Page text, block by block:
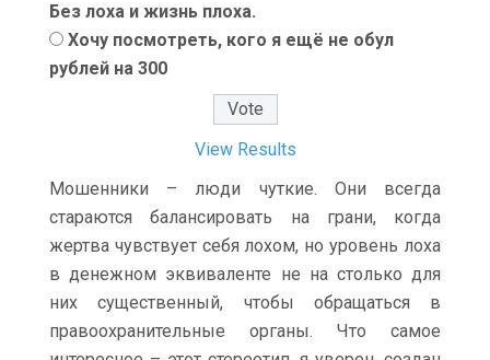
Без лоха и жизнь плоха.
Хочу посмотреть, кого я ещё не обул
рублей на 300
View Results
Мошенники – люди чуткие. Они всегда
стараются балансировать на грани, когда
жертва чувствует себя лохом, но уровень лоха
в денежном эквиваленте не на столько для
них существенный, чтобы обращаться в
правоохранительные органы. Что самое